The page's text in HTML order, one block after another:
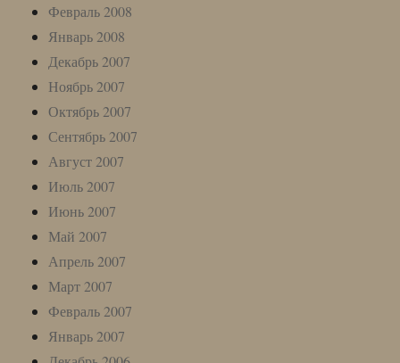
Февраль 2008
Январь 2008
Декабрь 2007
Ноябрь 2007
Октябрь 2007
Сентябрь 2007
Август 2007
Июль 2007
Июнь 2007
Май 2007
Апрель 2007
Март 2007
Февраль 2007
Январь 2007